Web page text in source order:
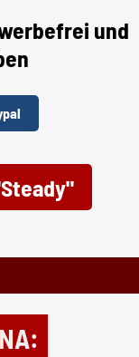
und